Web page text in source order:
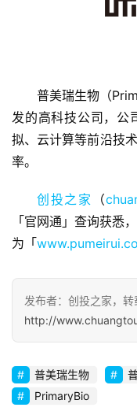
首
页
报
道
商
业
观
初
创
普美瑞生物（
发的高科技公司，公
拟、云计算等前沿技
率。
创投之家 （
「官网通」查询获悉
为「
发布者：创投之家，转
http://
普美瑞生物
PrimaryBio